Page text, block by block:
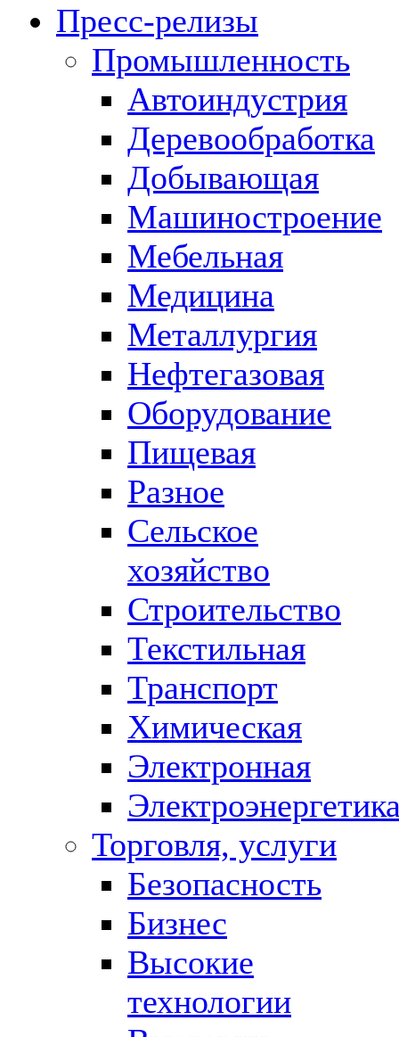
Пресс-релизы
Промышленность
Автоиндустрия
Деревообработка
Добывающая
Машиностроение
Мебельная
Медицина
Металлургия
Нефтегазовая
Оборудование
Пищевая
Разное
Сельское
хозяйство
Строительство
Текстильная
Транспорт
Химическая
Электронная
Торговля, услуги
Безопасность
Бизнес
Высокие
технологии